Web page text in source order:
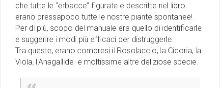
che tutte le “erbacce” figurate e descritte nel libro
erano pressapoco tutte le nostre piante spontanee!
Per di più, scopo del manuale era quello di identificarle
e suggerire i modi più efficaci per distruggerle.
Tra queste, erano compresi il Rosolaccio, la Cicoria, la
Viola, l'Anagallide e moltissime altre deliziose specie.